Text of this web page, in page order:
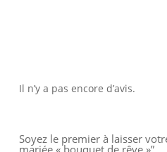
Il n’y a pas encore d’avis.
Soyez le premier à laisser